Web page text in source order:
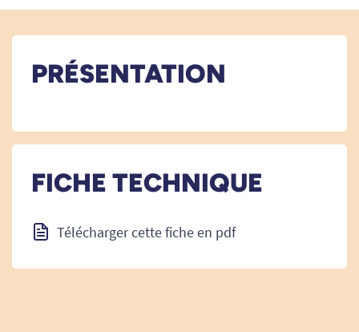
PRÉSENTATION
FICHE TECHNIQUE
Télécharger cette fiche en pdf